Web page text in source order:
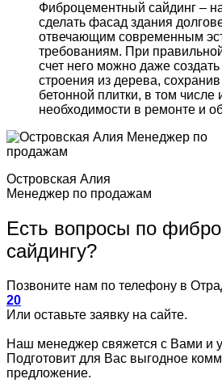
Фиброцементный сайдинг –
сделать фасад здания
отвечающим современным
требованиям. При
счет него можно даже
строения из дерева, сохранив
бетонной плитки, в том числе
необходимости в ремонте и
Островская Алия
Менеджер по продажам
Есть вопросы по
сайдингу?
Позвоните нам по телефону в
20
Или оставьте заявку на сайте.
Наш менеджер свяжется с Вами и
Подготовит для Вас выгодное
предложение.